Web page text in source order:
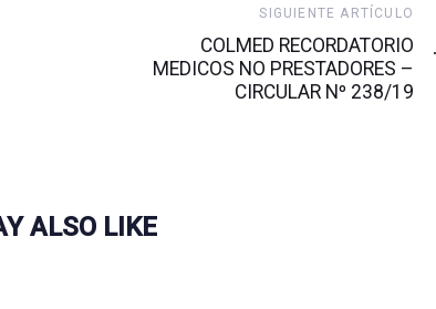
SIGUIENTE ARTÍCULO
COLMED RECORDATORIO
MEDICOS NO PRESTADORES –
CIRCULAR Nº 238/19
ALSO LIKE